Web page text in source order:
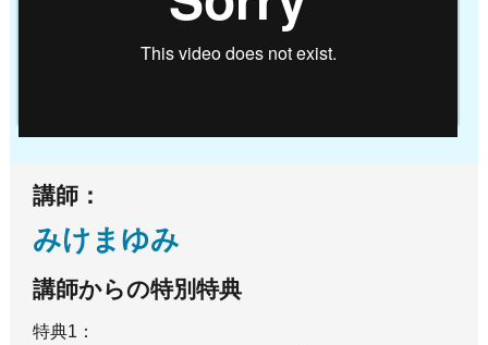
講師：
みけまゆみ
講師からの特別特典
特典1：